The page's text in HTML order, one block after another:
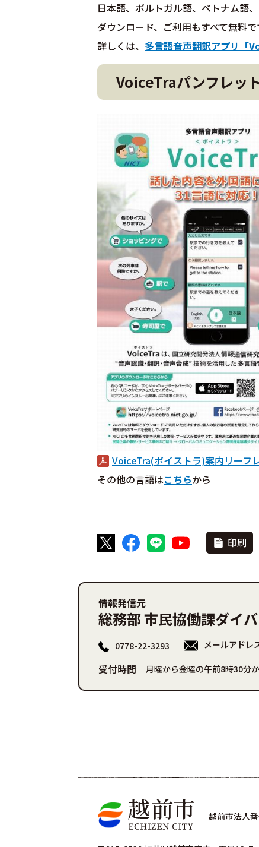
日本語、ポルトガル語、ベトナム語
ダウンロード、ご利用もすべて無料で
詳しくは、 多言語音声翻訳アプリ「
VoiceTraパンフレッ
VoiceTra(ボイストラ)案内リーフ
その他の言語はこちらから
印刷
情報発信元
総務部 市民協働課ダイ
0778-22-3293 メールアドレ
受付時間 月曜から金曜の午前8時30分
越前市法人